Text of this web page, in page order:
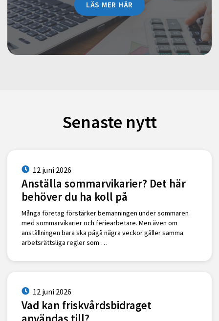
LÄS MER HÄR
Senaste nytt
12 juni 2026
Anställa sommarvikarier? Det här
behöver du ha koll på
Många företag förstärker bemanningen under sommaren
med sommarvikarier och feriearbetare. Men även om
anställningen bara ska pågå några veckor gäller samma
arbetsrättsliga regler som …
12 juni 2026
Vad kan friskvårdsbidraget